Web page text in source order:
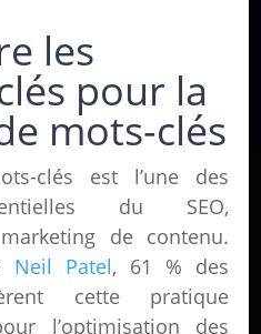
les
pour la
mots-clés
clés est l’une des
du SEO,
de contenu.
Neil Patel, 61 % des
cette pratique
l’optimisation des